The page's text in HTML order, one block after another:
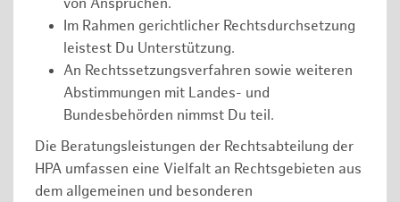
von Ansprüchen.
Im Rahmen gerichtlicher Rechtsdurchsetzung
leistest Du Unterstützung.
An Rechtssetzungsverfahren sowie weiteren
Abstimmungen mit Landes- und
Bundesbehörden nimmst Du teil.
Die Beratungsleistungen der Rechtsabteilung der
HPA umfassen eine Vielfalt an Rechtsgebieten aus
dem allgemeinen und besonderen